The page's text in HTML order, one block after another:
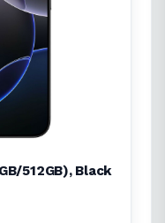
512GB), Black